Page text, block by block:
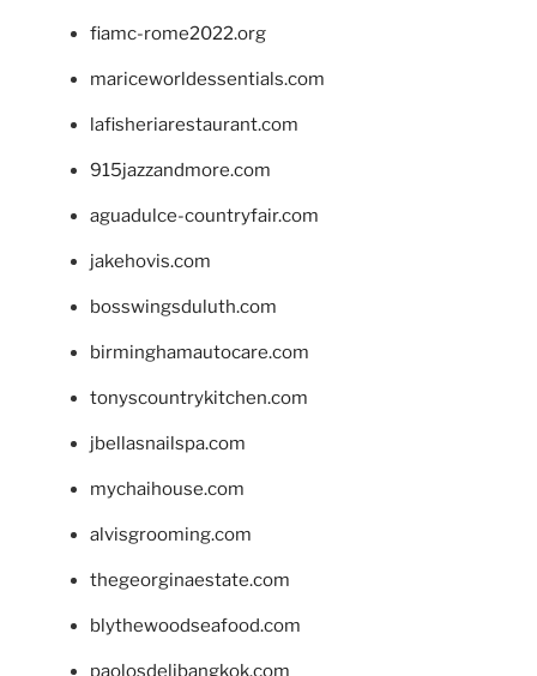
fiamc-rome2022.org
mariceworldessentials.com
lafisheriarestaurant.com
915jazzandmore.com
aguadulce-countryfair.com
jakehovis.com
bosswingsduluth.com
birminghamautocare.com
tonyscountrykitchen.com
jbellasnailspa.com
mychaihouse.com
alvisgrooming.com
thegeorginaestate.com
blythewoodseafood.com
paolosdelibangkok.com